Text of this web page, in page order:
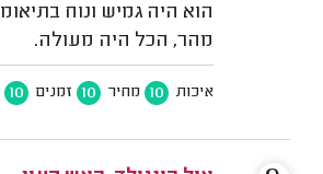
הוא היה גמיש ונוח
מהר, הכל היה מעולה.
איכות 10 מחיר 10 זמנים 10